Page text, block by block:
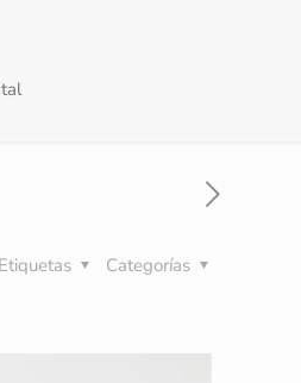
Categorías
Etiquetas